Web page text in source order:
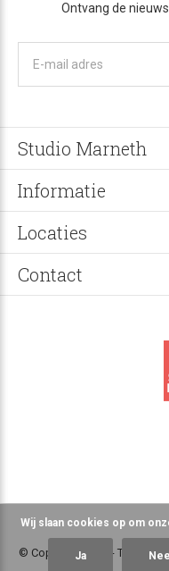
Ontvang de
Studio Marneth
Informatie
Locaties
Contact
© Copyright2026 - Theme
Wij slaan cookies op om
Ja Nee